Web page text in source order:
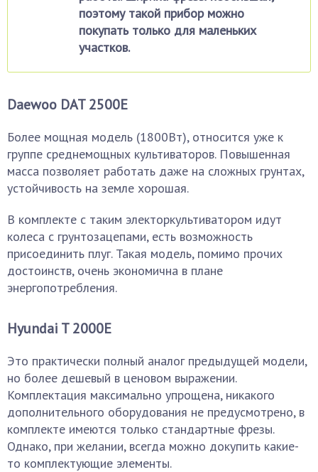
поэтому такой прибор можно
покупать только для маленьких
участков.
Daewoo DAT 2500E
Более мощная модель (1800Вт), относится уже к
группе среднемощных культиваторов. Повышенная
масса позволяет работать даже на сложных грунтах,
устойчивость на земле хорошая.
В комплекте с таким электоркультиватором идут
колеса с грунтозацепами, есть возможность
присоединить плуг. Такая модель, помимо прочих
достоинств, очень экономична в плане
энергопотребления.
Hyundai T 2000E
Это практически полный аналог предыдущей модели,
но более дешевый в ценовом выражении.
Комплектация максимально упрощена, никакого
дополнительного оборудования не предусмотрено, в
комплекте имеются только стандартные фрезы.
Однако, при желании, всегда можно докупить какие-
то комплектующие элементы.